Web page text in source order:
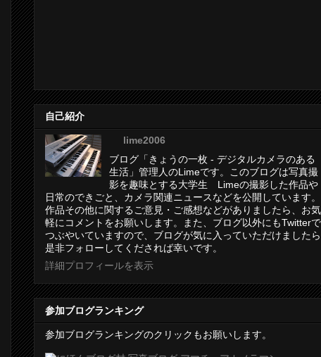
自己紹介
lime2006
ブログ「きょうの一枚 - デジタルカメラのある
生活」管理人のLimeです。このブログは写真撮
影を趣味とする大学生 Limeの撮影した作品や
日常のできごと、カメラ関連ニュースなどを公開しています。
作品その他に関するご意見・ご感想などがありましたら、お気
軽にコメントをお願いします。また、ブログ以外にもTwitterで
つぶやいていますので、ブログが気に入っていただけましたら
是非フォローしてくだされば幸いです。
詳細プロフィールを表示
参加ブログランキング
参加ブログランキングのクリックもお願いします。